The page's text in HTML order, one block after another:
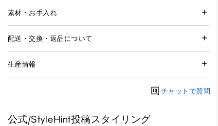
素材・お手入れ
配送・交換・返品について
生産情報
チャットで質問
公式/StyleHint投稿スタイリング